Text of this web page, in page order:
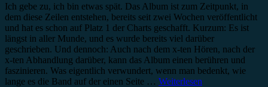
Ich gebe zu, ich bin etwas spät. Das Album ist zum Zeitpunkt, in
dem diese Zeilen entstehen, bereits seit zwei Wochen veröffentlicht
und hat es schon auf Platz 1 der Charts geschafft. Kurzum: Es ist
längst in aller Munde, und es wurde bereits viel darüber
geschrieben. Und dennoch: Auch nach dem x-ten Hören, nach der
x-ten Abhandlung darüber, kann das Album einen berühren und
faszinieren. Was eigentlich verwundert, wenn man bedenkt, wie
lange es die Band auf der einen Seite … Weiterlesen